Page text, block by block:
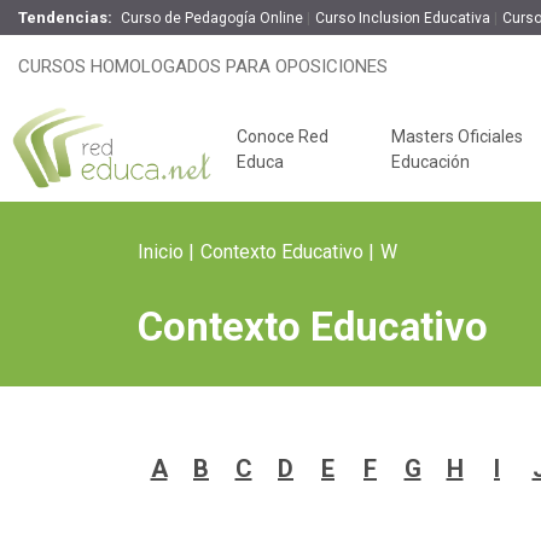
Tendencias: Curso de Pedagogía Online Curso Inclusion Educativa
CURSOS HOMOLOGADOS PARA OPOSICIONES
Conoce Red
Educa
Masters Oficiales
Educación
Inicio Contexto Educativo W
Contexto Educativo
A B C D E F G H I